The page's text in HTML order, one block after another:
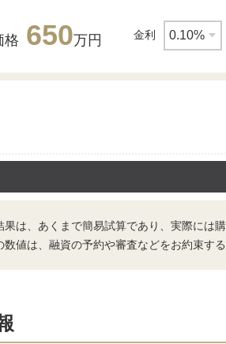
ト伏見醍醐大構店
格 650万円 金利
は、あくまで簡易試算であり、実際には
値は、融資の予約や審査などをお約束する